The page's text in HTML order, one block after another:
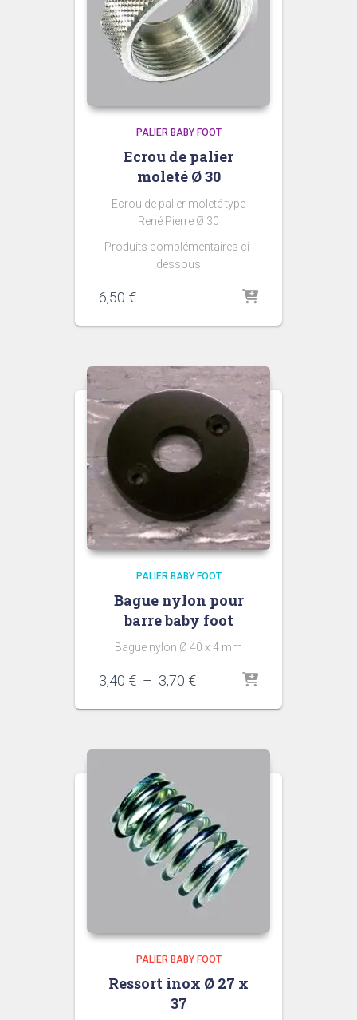
PALIER BABY FOOT
Ecrou de palier
moleté Ø 30
Ecrou de palier moleté type
René Pierre Ø 30
Produits complémentaires ci-
dessous
6,50 €
PALIER BABY FOOT
Bague nylon pour
barre baby foot
Bague nylon Ø 40 x 4 mm
3,40 € – 3,70 €Plage
prix :
à
PALIER BABY FOOT
Ressort inox Ø 27 x
37